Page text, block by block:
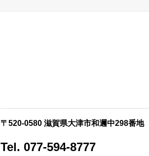
〒520-0580 滋賀県大津市和邇中298番地
Tel. 077-594-8777